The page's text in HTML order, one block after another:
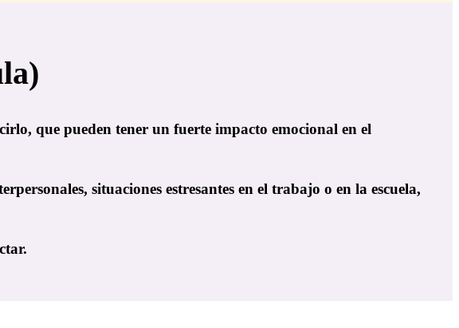
que pueden tener un fuerte impacto emocional en el
situaciones estresantes en el trabajo o en la escuela,